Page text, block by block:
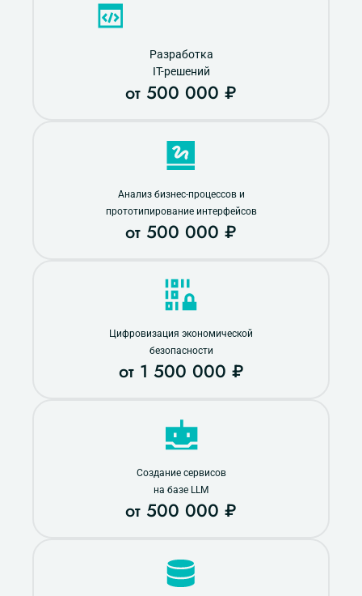
Разработка
IT-решений
от 500 000 ₽
Анализ бизнес-процессов и
прототипирование интерфейсов
от 500 000 ₽
Цифровизация экономической
безопасности
от 1 500 000 ₽
Создание сервисов
на базе LLM
от 500 000 ₽